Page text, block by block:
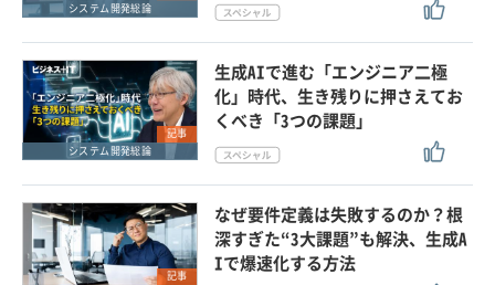
システム開発総論
記事
システム開発総論
生成AIで進む「エンジニア二極
化」時代、生き残りに押さえてお
くべき「3つの課題」
記事
なぜ要件定義は失敗するのか？根
深すぎた“3大課題”も解決、生成A
Iで爆速化する方法